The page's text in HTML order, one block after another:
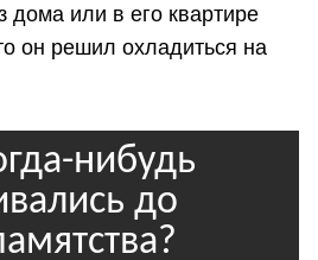
дома или в его квартире
он решил охладиться на